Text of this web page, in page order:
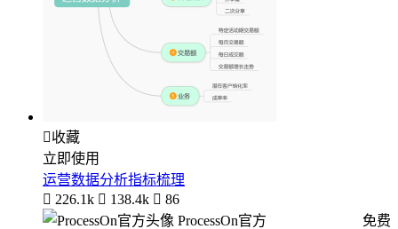
收藏
立即使用
运营数据分析指标梳理
 226.1k  138.4k  86
ProcessOn官方
免费